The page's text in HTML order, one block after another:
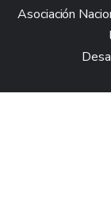
Asociación